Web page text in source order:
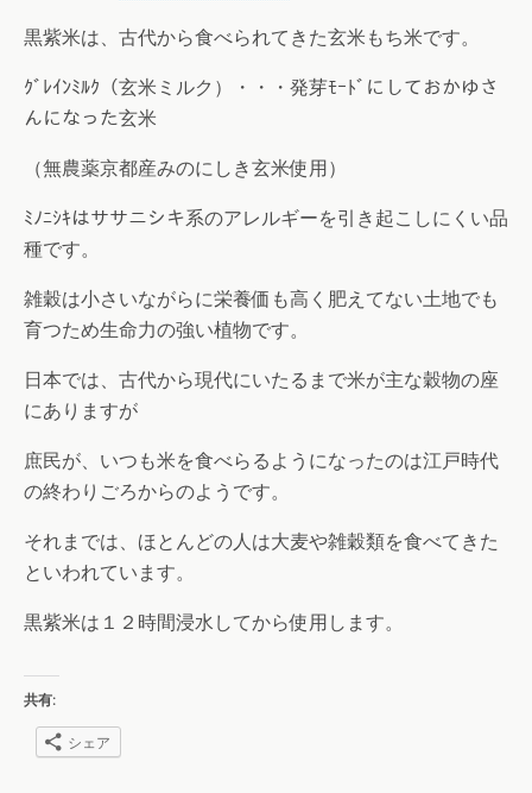
黒紫米は、古代から食べられてきた玄米もち米です。
ｸﾞﾚｲﾝﾐﾙｸ（玄米ミルク）・・・発芽ﾓｰﾄﾞにしておかゆさ
んになった玄米
（無農薬京都産みのにしき玄米使用）
ﾐﾉﾆｼｷはササニシキ系のアレルギーを引き起こしにくい品
種です。
雑穀は小さいながらに栄養価も高く肥えてない土地でも
育つため生命力の強い植物です。
日本では、古代から現代にいたるまで米が主な穀物の座
にありますが
庶民が、いつも米を食べらるようになったのは江戸時代
の終わりごろからのようです。
それまでは、ほとんどの人は大麦や雑穀類を食べてきた
といわれています。
黒紫米は１２時間浸水してから使用します。
共有:
シェア